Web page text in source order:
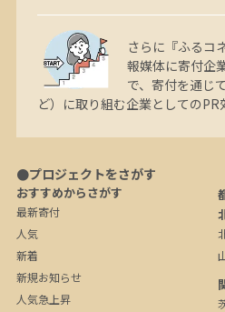
さらに『ふるコ
報媒体に寄付企
で、寄付を通じ
ど）に取り組む企業としてのPR
●プロジェクトをさがす
おすすめからさがす
最新寄付
人気
新着
新規お知らせ
人気急上昇